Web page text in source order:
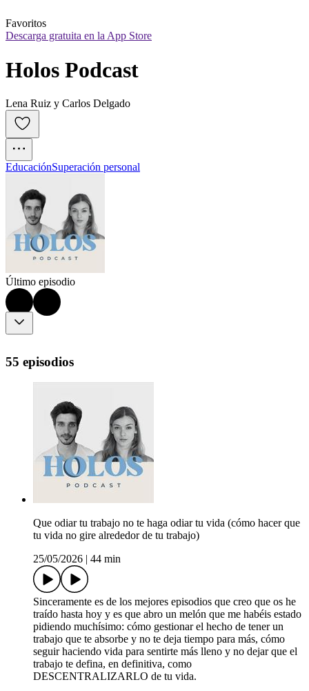
Favoritos
Descarga gratuita en la App Store
Holos Podcast
Lena Ruiz y Carlos Delgado
EducaciónSuperación personal
Último episodio
55 episodios
Que odiar tu trabajo no te haga odiar tu vida (cómo hacer que
tu vida no gire alrededor de tu trabajo)
25/05/2026
44 min
Sinceramente es de los mejores episodios que creo que os he
traído hasta hoy y es que abro un melón que me habéis estado
pidiendo muchísimo: cómo gestionar el hecho de tener un
trabajo que te absorbe y no te deja tiempo para más, cómo
seguir haciendo vida para sentirte más lleno y no dejar que el
trabajo te defina, en definitiva, como
DESCENTRALIZARLO de tu vida.